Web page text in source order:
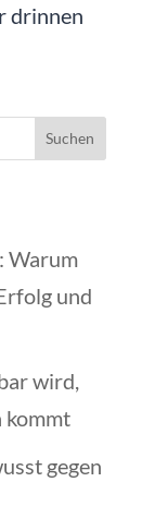
drinnen
Warum
und
wird,
kommt
gegen